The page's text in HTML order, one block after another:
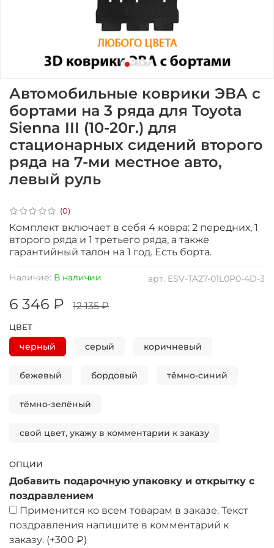
(0)
арт. ESV-TA27-01L0P0-4D-3
Наличие: В наличии
Автомобильные коврики ЭВА с
бортами на 3 ряда для Toyota
Sienna III (10-20г.) для
стационарных сидений второго
ряда на 7-ми местное авто,
левый руль
6 346 ₽ 12 135 ₽
ЦВЕТ
черный серый коричневый
бежевый бордовый тёмно-синий
тёмно-зелёный
свой цвет, укажу в комментарии к заказу
ОПЦИИ
Добавить подарочную упаковку и открытку с
поздравлением
Применится ко всем товарам в заказе. Текст
поздравления напишите в комментарий к
заказу. (+300 ₽)
Комплект включает в себя 4 ковра: 2 передних, 1
второго ряда и 1 третьего ряда, а также
гарантийный талон на 1 год. Есть борта.